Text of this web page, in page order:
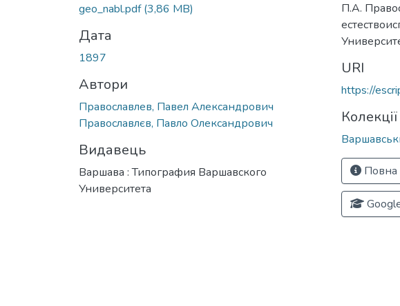
geo_nabl.pdf(3,86 MB)
Дата
1897
Автори
Православлев, Павел Александрович
Православлєв, Павло Олександрович
Видавець
Варшава : Типография Варшавского
Университета
П.А.
URI
https://
Колекції
Повна